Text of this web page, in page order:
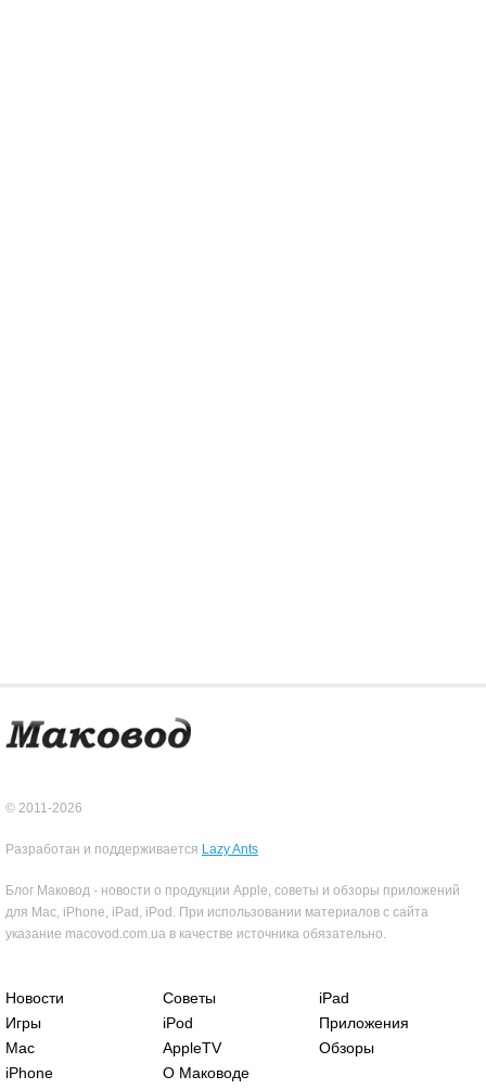
© 2011-2026
Разработан и поддерживается Lazy Ants
Блог Маковод - новости о продукции Apple, советы и обзоры приложений
для Mac, iPhone, iPad, iPod. При использовании материалов с сайта
указание macovod.com.ua в качестве источника обязательно.
Новости Советы
iPad
Игры
iPod
Приложения
Mac
AppleTV
Обзоры
iPhone
О Маководе